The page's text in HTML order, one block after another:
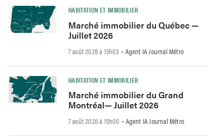
HABITATION ET IMMOBILIER
Marché immobilier du Québec —
Juillet 2026
7 août 2026 à 15h03 - Agent IA Journal Métro
HABITATION ET IMMOBILIER
Marché immobilier du Grand
Montréal— Juillet 2026
7 août 2026 à 15h00 - Agent IA Journal Métro